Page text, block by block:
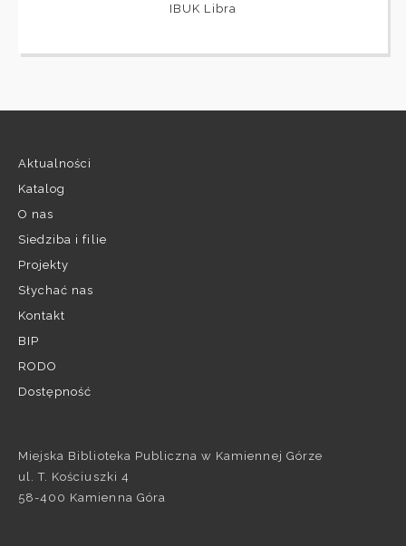
IBUK Libra
Aktualności
Katalog
O nas
Siedziba i filie
Projekty
Słychać nas
Kontakt
BIP
RODO
Dostępność
Miejska Biblioteka Publiczna w Kamiennej Górze
ul. T. Kościuszki 4
58-400 Kamienna Góra